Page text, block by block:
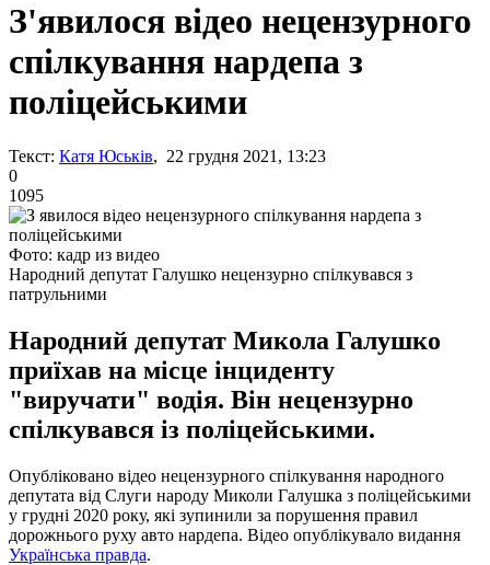
З'явилося відео нецензурного
спілкування нардепа з
поліцейськими
Текст: Катя Юськів, 22 грудня 2021, 13:23
0
1095
Фото: кадр из видео
Народний депутат Галушко нецензурно спілкувався з
патрульними
Народний депутат Микола Галушко
приїхав на місце інциденту
"виручати" водія. Він нецензурно
спілкувався із поліцейськими.
Опубліковано відео нецензурного спілкування народного
депутата від Слуги народу Миколи Галушка з поліцейськими
у грудні 2020 року, які зупинили за порушення правил
дорожнього руху авто нардепа. Відео опублікувало видання
Українська правда.